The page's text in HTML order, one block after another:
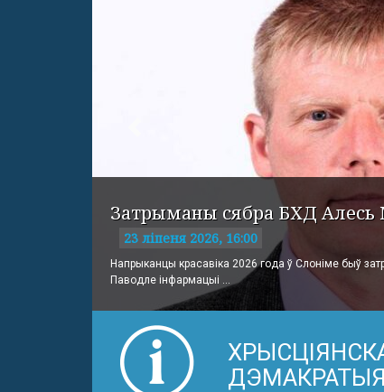
Затрыманы сябра БХД Алесь
23 ліпеня 2026, 16:00
Напрыканцы красавіка 2026 года ў Слоніме быў
Паводле інфармацыі ...
ДЭМАКРАТЫЯ